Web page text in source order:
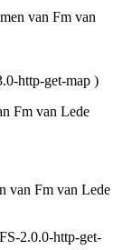
van Fm van
http-get-map )
Fm van Lede
van Fm van Lede
2.0.0-http-get-